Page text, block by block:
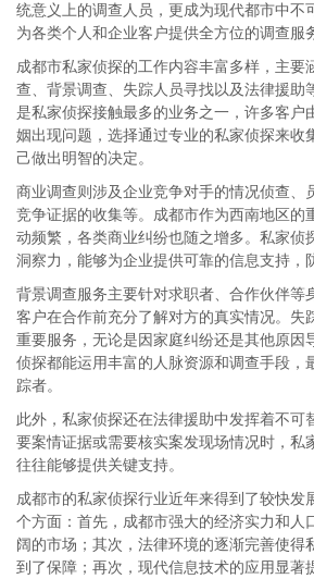
统意义上的调查人员，更成为现代都市中不
为各类个人和企业客户提供全方位的调查服
成都市私家侦探的工作内容丰富多样，主要
查、背景调查、失踪人员寻找以及法律援助
是私家侦探接触最多的业务之一，许多客户
姻出现问题，选择通过专业的私家侦探来收
己做出明智的决定。
商业调查则涉及企业竞争对手的情况侦查、
竞争证据的收集等。成都市作为西南地区的
动频繁，各类商业纠纷也随之增多。私家侦
洞察力，能够为企业提供可靠的信息支持，
背景调查服务主要针对求职者、合作伙伴等
客户在合作前充分了解对方的真实情况。失
重要服务，无论是因家庭纠纷还是其他原因
侦探都能运用丰富的人脉资源和调查手段，
踪者。
此外，私家侦探还在法律援助中发挥着不可
要案情证据或需要核实案发现场情况时，私
往往能够提供关键支持。
成都市的私家侦探行业近年来得到了较快发
个方面：首先，成都市强大的经济实力和人
阔的市场；其次，法律环境的逐渐完善使得
到了保障；再次，现代信息技术的应用显著